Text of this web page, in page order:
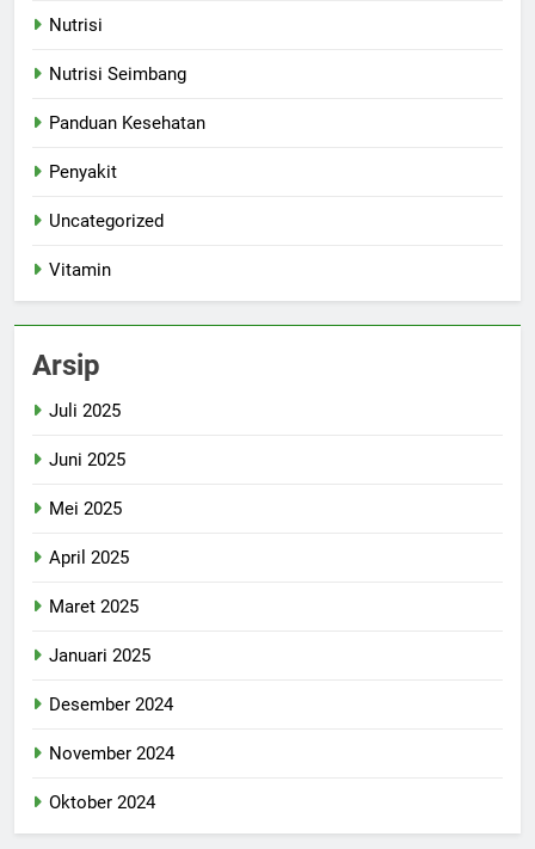
Nutrisi
Nutrisi Seimbang
Panduan Kesehatan
Penyakit
Uncategorized
Vitamin
Arsip
Juli 2025
Juni 2025
Mei 2025
April 2025
Maret 2025
Januari 2025
Desember 2024
November 2024
Oktober 2024